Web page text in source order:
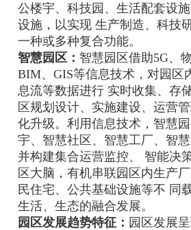
公楼宇、科技园、生活配套设
设施，以实现 生产制造、科技
一种或多种复合功能。
智慧园区： 智慧园区借助5G、
BIM、GIS等信息技术，对园区
息流等数据进行 实时收集、存
区规划设计、实施建设、运营
化升级。利用信息技术，智慧
宇、智慧社区、智慧工厂、智
并构建集合运营监控、 智能决
区大脑，有机串联园区内生产
民住宅、公共基础设施等不 同
生活、生态的融合发展。
园区发展趋势特征： 园区发展